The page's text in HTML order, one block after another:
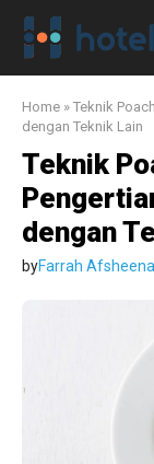
Langsung
Home » Teknik
dengan Teknik Lain
Teknik
dengan
byFarrah Afsheena